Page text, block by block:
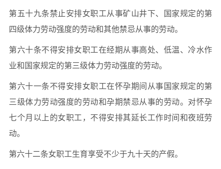
第五十九条禁止安排女职工从事矿山井下、国家规定的第
四级体力劳动强度的劳动和其他禁忌从事的劳动。
第六十条不得安排女职工在经期从事高处、低温、冷水作
业和国家规定的第三级体力劳动强度的劳动。
第六十一条不得安排女职工在怀孕期间从事国家规定的第
三级体力劳动强度的劳动和孕期禁忌从事的劳动。对怀孕
七个月以上的女职工，不得安排其延长工作时间和夜班劳
动。
第六十二条女职工生育享受不少于九十天的产假。